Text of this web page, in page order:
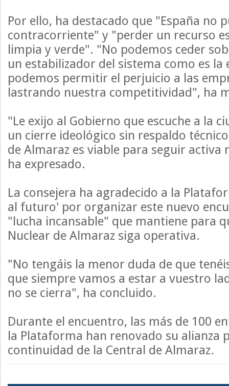
Por ello, ha destacado que "España no
contracorriente" y "perder un recurso
limpia y verde". "No podemos ceder
un estabilizador del sistema como es la
podemos permitir el perjuicio a las
lastrando nuestra competitividad", ha
"Le exijo al Gobierno que escuche a la
un cierre ideológico sin respaldo
de Almaraz es viable para seguir activa
ha expresado.
La consejera ha agradecido a la
al futuro' por organizar este nuevo
"lucha incansable" que mantiene para
Nuclear de Almaraz siga operativa.
"No tengáis la menor duda de que
que siempre vamos a estar a vuestro
no se cierra", ha concluido.
Durante el encuentro, las más de 100
la Plataforma han renovado su alianza
continuidad de la Central de Almaraz.